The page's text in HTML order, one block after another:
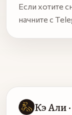
Если хотите
начните с
Кэ Али